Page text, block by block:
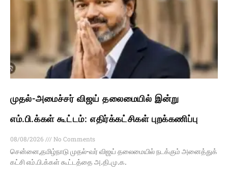
முதல்-அமைச்சர் விஜய் தலைமையில் இன்று
எம்.பி.க்கள் கூட்டம்: எதிர்க்கட்சிகள் புறக்கணிப்பு
08/08/2026
No Comments
சென்னை,தமிழ்நாடு முதல்-வர் விஜய் தலைமையில் நடக்கும் அனைத்துக்
கட்சி எம்.பி.க்கள் கூட்டத்தை அ.தி.மு.க.